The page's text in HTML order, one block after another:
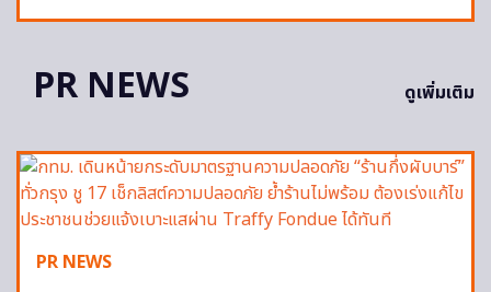
PR NEWS ดูเพิ่มเติม
PR NEWS